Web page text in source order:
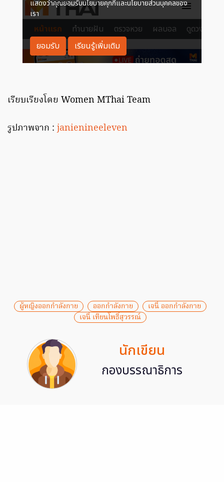
เรียบเรียงโดย Women MThai Team
รูปภาพจาก :janienineeleven
ผู้หญิงออกกำลังกาย ออกกำลังกาย
เจนี่ ออกกำลังกาย
เจนี่ เทียนโพธิ์สุวรรณ์
นักเขียน
กองบรรณาธิการ